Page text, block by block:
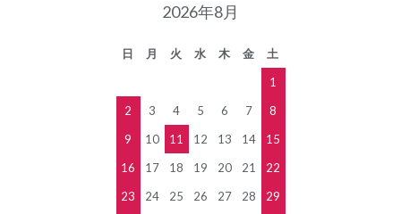
2026年8月
日 月 火 水 木 金
土
1
2
3 4 5 6 7
8
9
10 11 12 13 14
15
16
17 18 19 20 21
22
23
24 25 26 27 28
29